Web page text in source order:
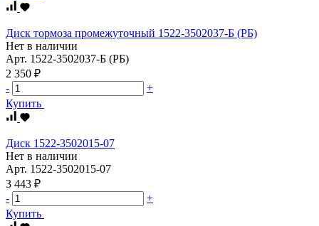
Диск тормоза промежуточный 1522-3502037-Б (РБ)
Нет в наличии
Арт. 1522-3502037-Б (РБ)
2 350 ₽
-
+
Купить
Диск 1522-3502015-07
Нет в наличии
Арт. 1522-3502015-07
3 443 ₽
-
+
Купить